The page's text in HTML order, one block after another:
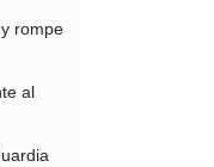
rompe
al